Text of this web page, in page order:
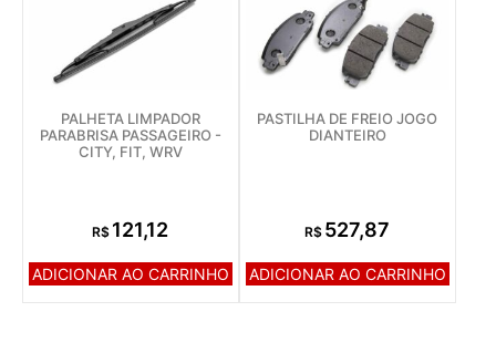
PALHETA LIMPADOR
PARABRISA PASSAGEIRO -
CITY, FIT, WRV
R$ 121,12
ADICIONAR AO CARRINHO
PASTILHA DE FREIO JOGO
DIANTEIRO
R$ 527,87
ADICIONAR AO CARRINHO